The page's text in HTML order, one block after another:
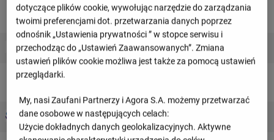
środa, 12 sierpnia
Estudiantes
00:30
Universidad Catolica
Estudiantes
- : -
19:45
dotyczące plików cookie, wywołując narzędzie do zarządzania
twoimi preferencjami dot. przetwarzania danych poprzez
odnośnik „Ustawienia prywatności ” w stopce serwisu i
przechodząc do „Ustawień Zaawansowanych”. Zmiana
ustawień plików cookie możliwa jest także za pomocą ustawień
przeglądarki.
My, nasi Zaufani Partnerzy i Agora S.A. możemy przetwarzać
dane osobowe w następujących celach:
Użycie dokładnych danych geolokalizacyjnych. Aktywne